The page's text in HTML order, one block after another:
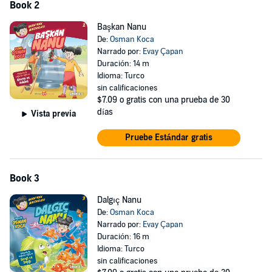
Samimidir.
Dostlarını dikkatle dinler. Kusurlu, kaba ve yanlış hareketlere karşı
saman alevi
gibi parlamaz hemen. Tüm sorunların sabır ve hoşgörüyle
üstesinden gelir.
Özgüveni ve sahip olduğu medeni cesaret gibi özellikleriyle
çözümler üretir. Balıklara, kedilere, kuşlara, köpeklere kısacası
Okuma yazma bilen çocukgençihtiyar, erkekkadınherkes; Nanu'yu
çok
sevecek ve onu bağırlarına basacaklar.
Niye mi?
Book 2
Vista previa
Başkan Nanu
De:Osman Koca
Narrado por: Evay Çapan
Duración: 14 m
Idioma: Turco
sin calificaciones
$7.09 o gratis con una prueba de 30
días
Pruebe Estándar gratis
Book 3
Dalgıç Nanu
De:Osman Koca
Narrado por: Evay Çapan
Duración: 16 m
Idioma: Turco
sin calificaciones